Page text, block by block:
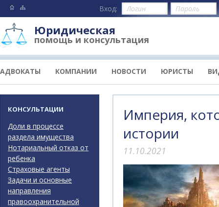
Вход:
Юридическая
помощь и консультация
АДВОКАТЫ КОМПАНИИ НОВОСТИ ЮРИСТЫ
Империя,
истории
11.10.2021
КОНСУЛЬТАЦИИ
Доли в процессе
раздела имущества
Нотариальный отказ от
ребенка
Страховые агенты
Задачи и основные
направления
правоохранительной